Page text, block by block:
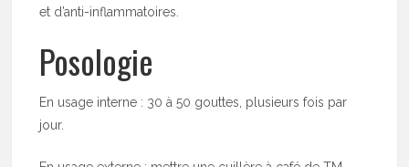
et d’anti-inflammatoires.
Posologie
En usage interne : 30 à 50 gouttes, plusieurs fois par
jour.